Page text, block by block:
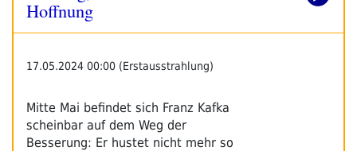
Hoffnung
17.05.2024 00:00 (Erstausstrahlung)
Mitte Mai befindet sich Franz Kafka
scheinbar auf dem Weg der
Besserung: Er hustet nicht mehr so